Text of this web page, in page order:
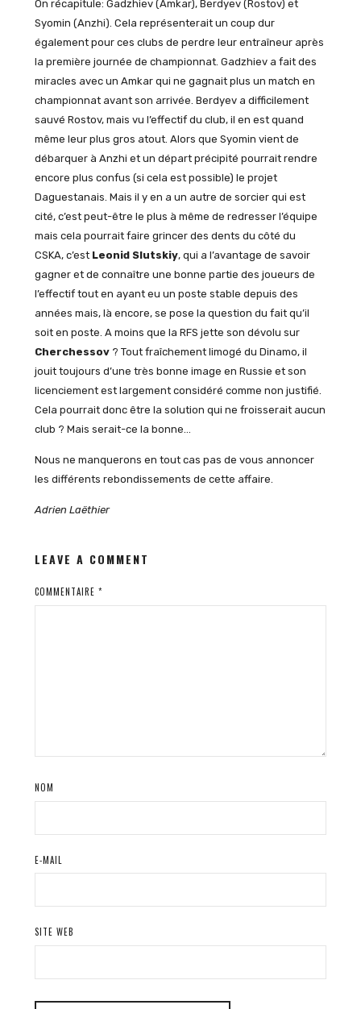
On récapitule: Gadzhiev (Amkar), Berdyev (Rostov) et
Syomin (Anzhi). Cela représenterait un coup dur
également pour ces clubs de perdre leur entraîneur après
la première journée de championnat. Gadzhiev a fait des
miracles avec un Amkar qui ne gagnait plus un match en
championnat avant son arrivée. Berdyev a difficilement
sauvé Rostov, mais vu l’effectif du club, il en est quand
même leur plus gros atout. Alors que Syomin vient de
débarquer à Anzhi et un départ précipité pourrait rendre
encore plus confus (si cela est possible) le projet
Daguestanais. Mais il y en a un autre de sorcier qui est
cité, c’est peut-être le plus à même de redresser l’équipe
mais cela pourrait faire grincer des dents du côté du
CSKA, c’est Leonid Slutskiy, qui a l’avantage de savoir
gagner et de connaître une bonne partie des joueurs de
l’effectif tout en ayant eu un poste stable depuis des
années mais, là encore, se pose la question du fait qu’il
soit en poste. A moins que la RFS jette son dévolu sur
Cherchessov? Tout fraîchement limogé du Dinamo, il
jouit toujours d’une très bonne image en Russie et son
licenciement est largement considéré comme non justifié.
Cela pourrait donc être la solution qui ne froisserait aucun
club ? Mais serait-ce la bonne…
Nous ne manquerons en tout cas pas de vous annoncer
les différents rebondissements de cette affaire.
Adrien Laëthier
LEAVE A COMMENT
COMMENTAIRE *
NOM
E-MAIL
SITE WEB